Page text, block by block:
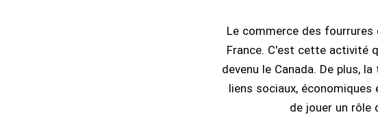
Le commerce des
France. C'est cette activité
devenu le Canada. De plus,
liens sociaux,
de jouer un rôle